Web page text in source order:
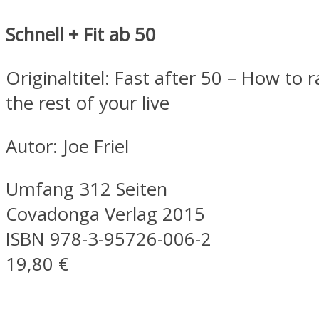
Schnell + Fit ab 50
Originaltitel: Fast after 50 – How to
the rest of your live
Autor: Joe Friel
Umfang 312 Seiten
Covadonga Verlag 2015
ISBN 978-3-95726-006-2
19,80 €